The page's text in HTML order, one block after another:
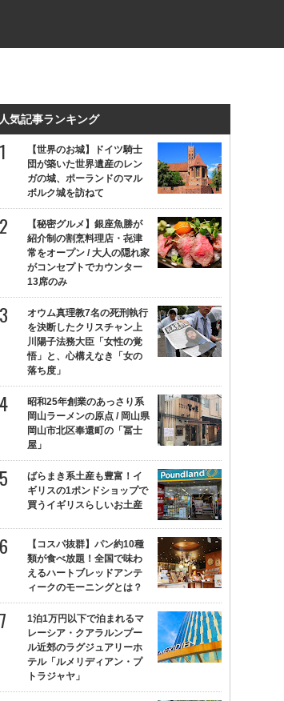
人気記事ランキング
【世界のお城】ドイツ騎士
団が築いた世界遺産のレン
ガの城、ポーランドのマル
ボルク城を訪ねて
【秘密グルメ】銀座魚勝が
紹介制の割烹料理店・㐂津
常をオープン / 大人の隠れ家
がコンセプトでカウンター
13席のみ
オウム真理教7名の死刑執行
を決断したクリスチャン上
川陽子法務大臣「女性の覚
悟」と、心構えなき「女の
落ち度」
昭和25年創業のあっさり系
岡山ラーメンの原点 / 岡山県
岡山市北区奉還町の「冨士
屋」
ばらまき系土産も豊富！イ
ギリスの1ポンドショップで
買うイギリスらしいお土産
【コスパ抜群】パン約10種
類が食べ放題！全国で味わ
えるハートブレッドアンテ
ィークのモーニングとは？
1泊1万円以下で泊まれるマ
レーシア・クアラルンプー
ル近郊のラグジュアリーホ
テル「ルメリディアン・プ
トラジャヤ」